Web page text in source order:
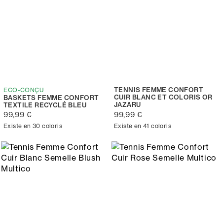
ECO-CONÇU
BASKETS FEMME CONFORT
TEXTILE RECYCLÉ BLEU
99,99 €
Existe en 30 coloris
TENNIS FEMME CONFORT
CUIR BLANC ET COLORIS OR
JAZARU
99,99 €
Existe en 41 coloris